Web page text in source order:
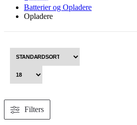
Batterier og Opladere
Opladere
Filters